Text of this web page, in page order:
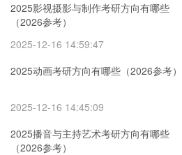
2025影视摄影与制作考研方向有哪些
（2026参考）
2025-12-16 14:59:47
2025动画考研方向有哪些（2026参考）
2025-12-16 14:45:09
2025播音与主持艺术考研方向有哪些
（2026参考）